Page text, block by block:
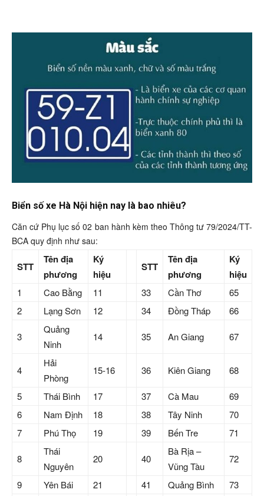
Biển số xe Hà Nội hiện nay là bao nhiêu?
Căn cứ Phụ lục số 02 ban hành kèm theo Thông tư 79/2024/TT-
BCA quy định như sau:
STT
Tên địa
phương
Ký
hiệu
STT
Tên địa
phương
Ký
hiệu
1 Cao Bằng 11 33 Cần Thơ
65
2
Lạng Sơn 12 34 Đồng Tháp 66
3
Quảng
Ninh
14 35 An Giang 67
4
Hải
Phòng
15-16 36 Kiên Giang 68
5 Thái Bình 17 37 Cà Mau
69
6
Nam Định 18 38 Tây Ninh
70
7
Phú Thọ 19 39 Bến Tre 71
8
Thái
Nguyên
20 40
Bà Rịa –
Vũng Tàu
72
9 Yên Bái 21 41 Quảng Bình 73